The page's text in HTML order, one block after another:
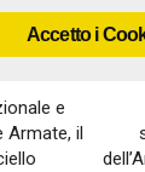
Accetto i
e
Armate, il